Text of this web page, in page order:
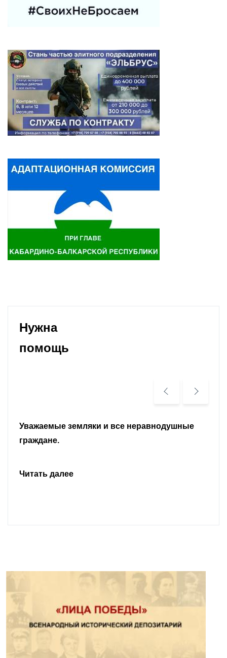
Нужна
помощь
Уважаемые земляки и все неравнодушные
граждане.
Читать далее